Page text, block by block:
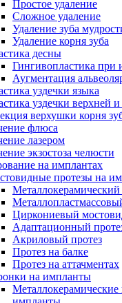
Простое удаление
Сложное удаление
Удаление зуба
Удаление корня зуба
десны
Гингивопластика при
Аугментация
уздечки языка
уздечки верхней
верхушки корня
флюса
лазером
экзостоза челюсти
на имплантах
протезы на
Металлокерамический
Циркониевый
Адаптационный
Акриловый протез
Протез на балке
Протез на аттачментах
на импланты
Металлокерамические